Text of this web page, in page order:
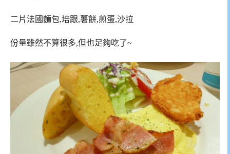
二片法國麵包,培跟,薯餅,煎蛋,沙拉
份量雖然不算很多,但也足夠吃了~